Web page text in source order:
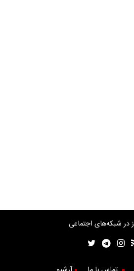
در شبکه‌های اجتماعی